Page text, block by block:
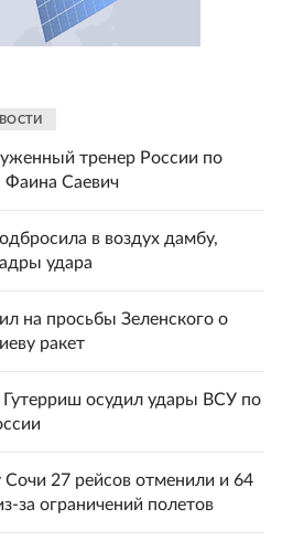
тренер России по
Саевич
в воздух дамбу,
удара
на просьбы Зеленского о
ракет
осудил удары ВСУ по
Сочи 27 рейсов отменили и 64
за ограничений полетов